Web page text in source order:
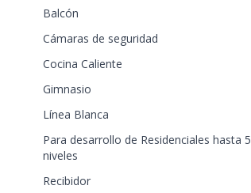
Balcón
Cámaras de seguridad
Cocina Caliente
Gimnasio
Línea Blanca
Para desarrollo de Residenciales hasta 5
niveles
Recibidor